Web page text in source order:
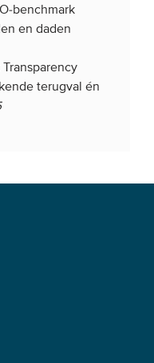
benchmark
en daden
Transparency
terugval én